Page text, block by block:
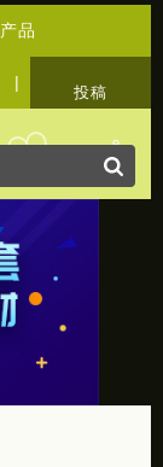
产品
|
投稿